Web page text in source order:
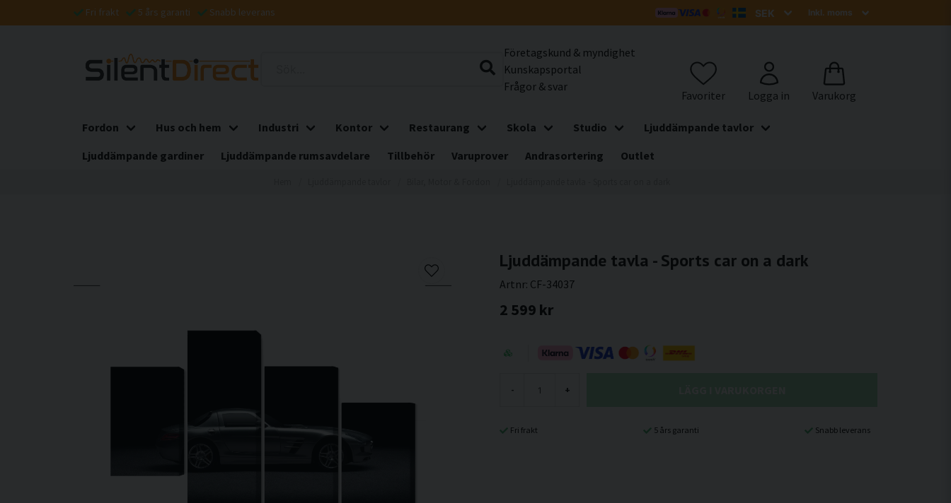
Fri frakt 5 års garanti Snabb leverans
Företagskund & myndighet
Kunskapsportal
Frågor & svar
Fordon Hus och hem Industri Kontor Restaurang Skola Studio
Ljuddämpande tavlor
Ljuddämpande gardiner
Ljuddämpande rumsavdelare Tillbehör Varuprover Andrasortering Outlet
Ljuddämpande tavla - Sports car on a dark
Artnr: CF-34037
2 599 kr
- +
Fri frakt 5 års garanti Snabb leverans